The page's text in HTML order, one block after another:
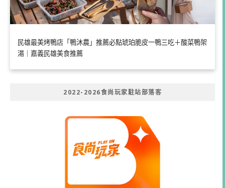
民雄最美烤鴨店「鴨沐農」推薦必點琥珀脆皮一鴨三吃＋酸菜鴨架
湯｜嘉義民雄美食推薦
2022-2026食尚玩家駐站部落客